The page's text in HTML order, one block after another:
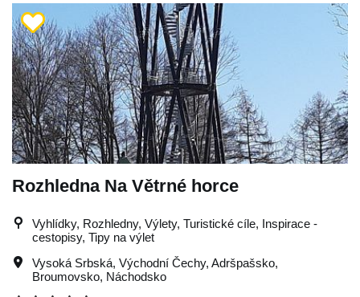
Rozhledna Na Větrné horce
Vyhlídky, Rozhledny, Výlety, Turistické cíle, Inspirace -
cestopisy, Tipy na výlet
Vysoká Srbská, Východní Čechy, Adršpašsko,
Broumovsko, Náchodsko